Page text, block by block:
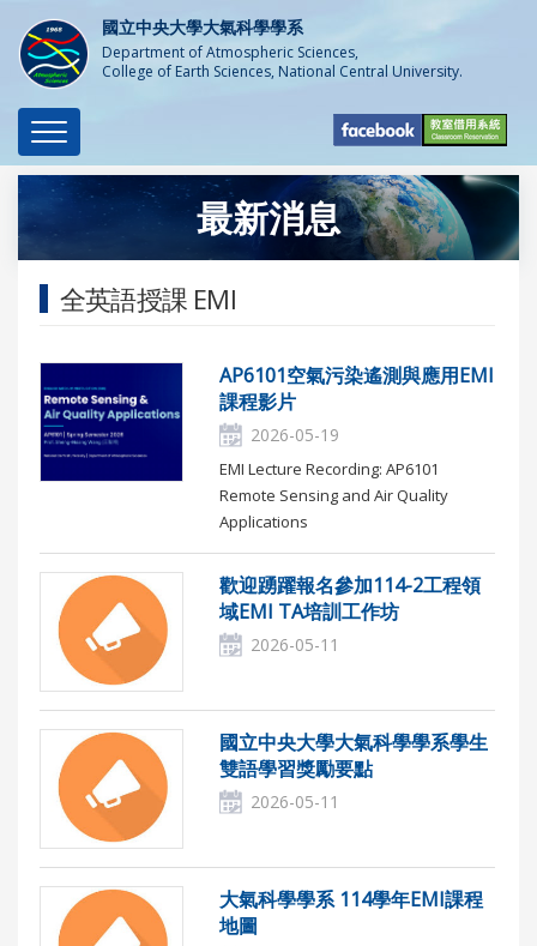
國立中央大學大氣科學學系
Department of Atmospheric Sciences,
College of Earth Sciences, National Central University.
Toggle
navigation
最新消息
全英語授課 EMI
AP6101空氣污染遙測與應用EMI
課程影片
2026-05-19
EMI Lecture Recording: AP6101
Remote Sensing and Air Quality
Applications
歡迎踴躍報名參加114-2工程領
域EMI TA培訓工作坊
2026-05-11
國立中央大學大氣科學學系學生
雙語學習獎勵要點
2026-05-11
大氣科學學系 114學年EMI課程
地圖